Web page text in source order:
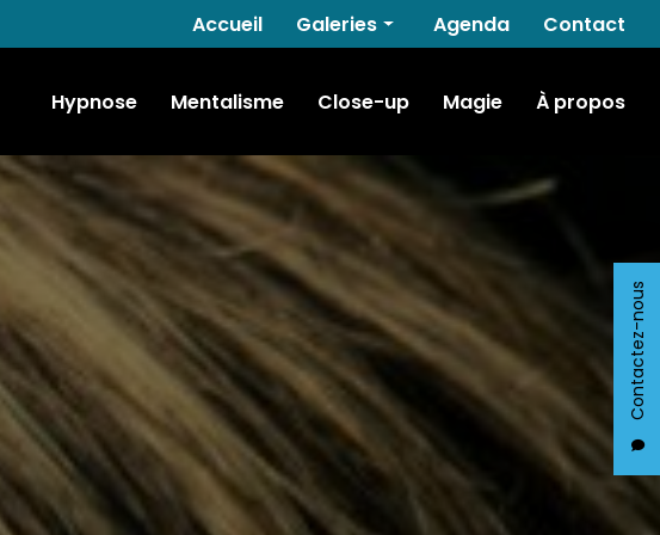
Navigation secondaire
Accueil Galeries
Mentalisme
Close-up
Magie
Agenda Contact
Contactez-nous
Hypnose
Mentalisme Close-up Magie À propos